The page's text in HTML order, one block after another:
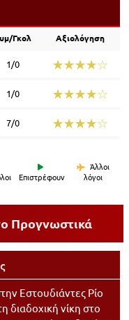
Γκολ Αξιολόγηση
1/0 ☆☆☆☆☆
★★★★★
1/0 ☆☆☆☆☆
★★★★★
7/0 ☆☆☆☆☆
★★★★★
Επιστρέφουν
Άλλοι
λόγοι
Προγνωστικά
Εστουδιάντες Ρίο
διαδοχική νίκη στο